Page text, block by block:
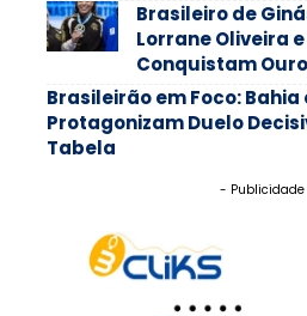
Brasileiro de
Lorrane Oliveira
Conquistam
Brasileirão em Foco: Bahia
Protagonizam Duelo
Tabela
-